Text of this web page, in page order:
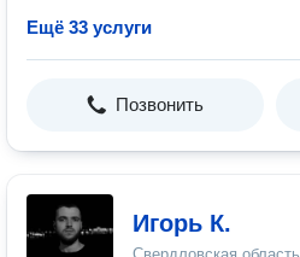
Ещё 33 услуги
Позвонить
Игорь К.